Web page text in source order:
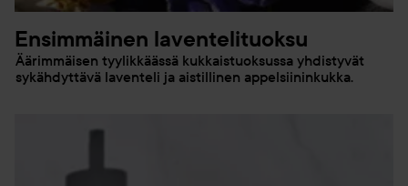
Ensimmäinen laventelituoksu
Äärimmäisen tyylikkäässä kukkaistuoksussa yhdistyvät
sykähdyttävä laventeli ja aistillinen appelsiininkukka.